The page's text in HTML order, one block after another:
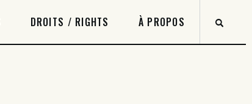
DROITS / RIGHTS À PROPOS